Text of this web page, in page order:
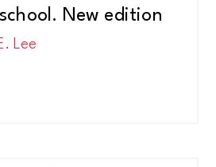
New edition
Lee